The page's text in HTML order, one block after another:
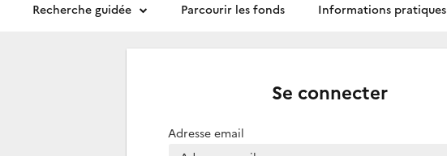
Recherche guidée Parcourir les fonds Informations pratiques
Se connecter
Adresse email